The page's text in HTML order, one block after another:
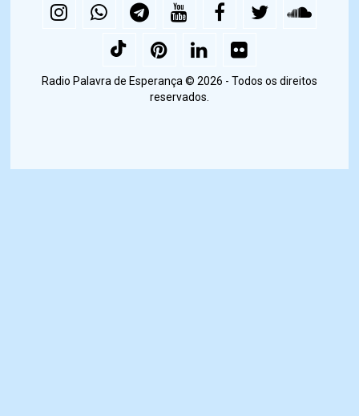
Radio Palavra de Esperança © 2026 - Todos os direitos
reservados.